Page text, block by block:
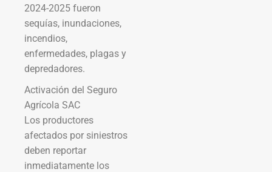
2024-2025 fueron
sequías, inundaciones,
incendios,
enfermedades, plagas y
depredadores.
Activación del Seguro
Agrícola SAC
Los productores
afectados por siniestros
deben reportar
inmediatamente los